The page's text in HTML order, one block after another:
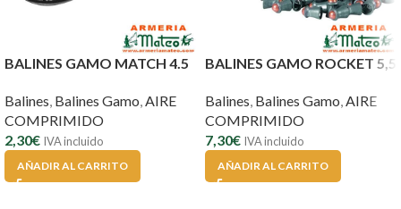
BALINES GAMO MATCH 4.5
Balines Balines Gamo AIRE
COMPRIMIDO
2,30€ IVA incluido
AÑADIR AL CARRITO
BALINES GAMO ROCKET 5,5
Balines Balines Gamo AIRE
COMPRIMIDO
7,30€ IVA incluido
AÑADIR AL CARRITO